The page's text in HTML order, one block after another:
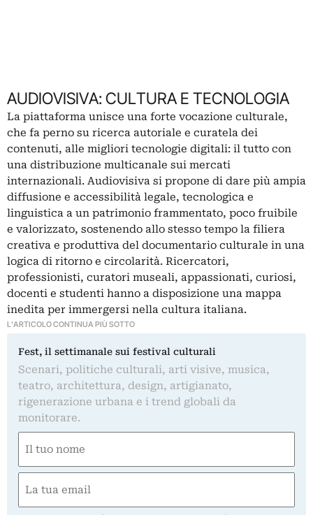
AUDIOVISIVA: CULTURA E TECNOLOGIA
La piattaforma unisce una forte vocazione culturale,
che fa perno su ricerca autoriale e curatela dei
contenuti, alle migliori tecnologie digitali: il tutto con
una distribuzione multicanale sui mercati
internazionali. Audiovisiva si propone di dare più ampia
diffusione e accessibilità legale, tecnologica e
linguistica a un patrimonio frammentato, poco fruibile
e valorizzato, sostenendo allo stesso tempo la filiera
creativa e produttiva del documentario culturale in una
logica di ritorno e circolarità. Ricercatori,
professionisti, curatori museali, appassionati, curiosi,
docenti e studenti hanno a disposizione una mappa
inedita per immergersi nella cultura italiana.
L'ARTICOLO CONTINUA PIÙ SOTTO
Fest, il settimanale sui festival culturali
Scenari, politiche culturali, arti visive, musica,
teatro, architettura, design, artigianato,
rigenerazione urbana e i trend globali da
monitorare.
(Required)
First
(Required)